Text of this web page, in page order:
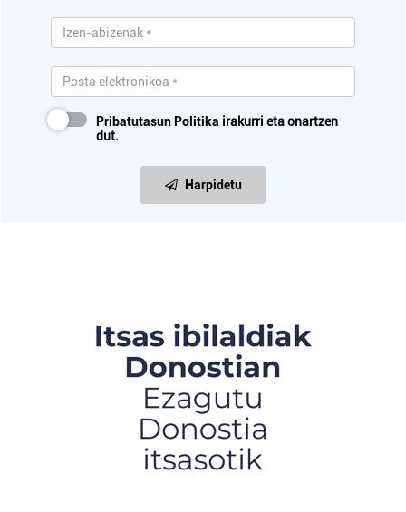
Pribatutasun Politika irakurri eta onartzen
dut.
Harpidetu